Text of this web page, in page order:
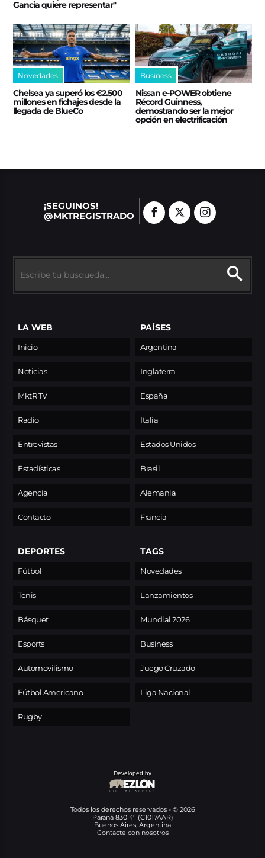
Gancia quiere representar"
Novedades
Chelsea ya superó los €2.500
millones en fichajes desde la
llegada de BlueCo
Business
Nissan e‑POWER obtiene
Récord Guinness,
demostrando ser la mejor
opción en electrificación
¡SEGUINOS!
@MKTREGISTRADO
LA WEB
Inicio
Noticias
MktR TV
Radio
Entrevistas
Estadísticas
Agencia
Contacto
PAÍSES
Argentina
Inglaterra
España
Italia
Estados Unidos
Brasil
Alemania
Francia
DEPORTES
Fútbol
Tenis
Básquet
Esports
Automovilismo
Fútbol Americano
Rugby
TAGS
Novedades
Lanzamientos
Mundial 2026
Business
Juego Cruzado
Liga Nacional
Developed by
Todos los derechos reservados - © 2026
Paraná 830 4° (C1017AAR)
Buenos Aires, Argentina
Contacte con nosotros